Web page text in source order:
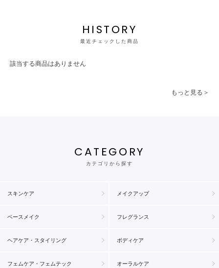
HISTORY
最近チェックした商品
該当する商品はありません
もっと見る＞
CATEGORY
カテゴリから探す
スキンケア メイクアップ
ベースメイク フレグランス
ヘアケア・スタイリング ボディケア
フェムケア・フェムテック オーラルケア